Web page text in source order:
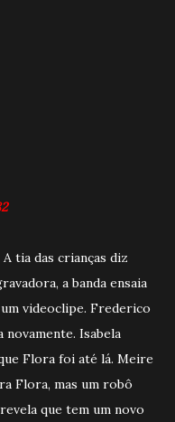
tia das crianças diz
a banda ensaia
videoclipe. Frederico
Isabela
Flora foi até lá. Meire
Flora, mas um robô
que tem um novo